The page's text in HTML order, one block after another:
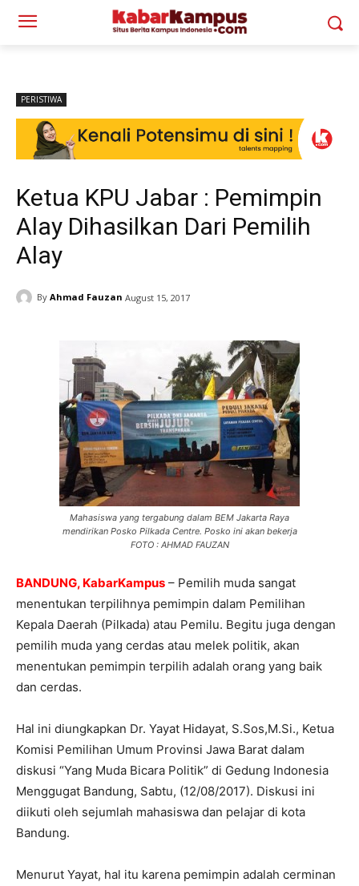
PERISTIWA
Ketua KPU Jabar : Pemimpin
Alay Dihasilkan Dari Pemilih
Alay
By Ahmad Fauzan August 15, 2017
Mahasiswa yang tergabung dalam BEM Jakarta Raya
mendirikan Posko Pilkada Centre. Posko ini akan bekerja
FOTO : AHMAD FAUZAN
BANDUNG, KabarKampus – Pemilih muda sangat
menentukan terpilihnya pemimpin dalam Pemilihan
Kepala Daerah (Pilkada) atau Pemilu. Begitu juga dengan
pemilih muda yang cerdas atau melek politik, akan
menentukan pemimpin terpilih adalah orang yang baik
dan cerdas.
Hal ini diungkapkan Dr. Yayat Hidayat, S.Sos,M.Si., Ketua
Komisi Pemilihan Umum Provinsi Jawa Barat dalam
diskusi “Yang Muda Bicara Politik” di Gedung Indonesia
Menggugat Bandung, Sabtu, (12/08/2017). Diskusi ini
diikuti oleh sejumlah mahasiswa dan pelajar di kota
Bandung.
Menurut Yayat, hal itu karena pemimpin adalah cerminan